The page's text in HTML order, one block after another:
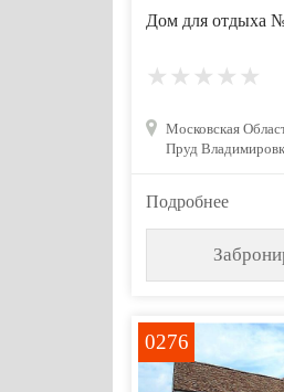
Дом для отдыха
Московская
Пруд
Подробнее
0276